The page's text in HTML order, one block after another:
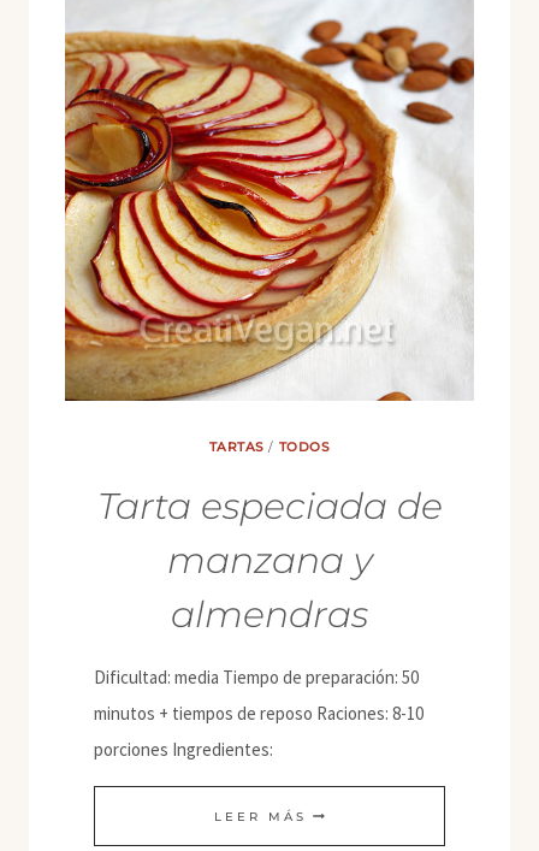
TARTAS / TODOS
Tarta especiada de
manzana y
almendras
Dificultad: media Tiempo de preparación: 50
minutos + tiempos de reposo Raciones: 8-10
porciones Ingredientes:
LEER MÁS TARTA